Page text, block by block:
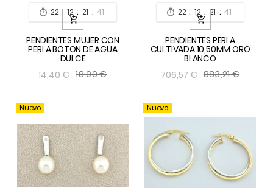
 22 : 12 : 21 : 40

PENDIENTES MUJER CON
PERLA BOTON DE AGUA
DULCE
14,40 € 18,00 €
 22 : 12 : 21 : 40

PENDIENTES PERLA
CULTIVADA 10,50MM ORO
BLANCO
706,57 € 883,21 €
Nuevo Nuevo